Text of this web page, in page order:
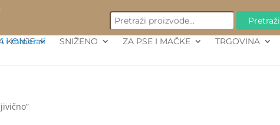
Pretraži
KONJE SNIŽENO ZA PSE I MAČKE TRGOVINA